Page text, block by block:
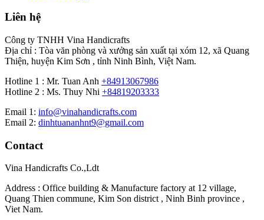
Liên hệ
Công ty TNHH Vina Handicrafts
Địa chỉ : Tòa văn phòng và xưởng sản xuất tại xóm 12, xã Quang
Thiện, huyện Kim Sơn , tỉnh Ninh Bình, Việt Nam.
Hotline 1 : Mr. Tuan Anh +84913067986
Hotline 2 : Ms. Thuy Nhi +84819203333
Email 1: info@vinahandicrafts.com
Email 2: dinhtuananhnt9@gmail.com
Contact
Vina Handicrafts Co.,Ldt
Address : Office building & Manufacture factory at 12 village,
Quang Thien commune, Kim Son district , Ninh Binh province ,
Viet Nam.